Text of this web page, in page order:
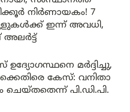
നിർണായകം! 7
ഇന്ന് അവധി,
അലർട്ട്
ഉദ്യോഗസ്ഥനെ മർദ്ദിച്ചു,
കേസ്: വനിതാ
ചെയ്തതെന്ന് പി.ഡി.പി.